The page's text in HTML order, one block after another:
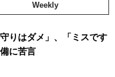
Weekly
りはダメ」、「ミスです
に苦言